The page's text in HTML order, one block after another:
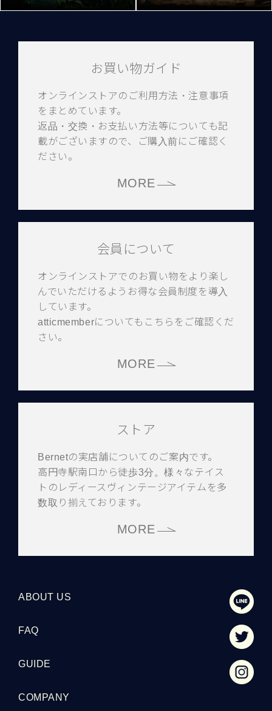
お買い物ガイド
オンラインストアのご利用方法・注意事項
をまとめています。
返品・交換・お支払い方法等についても記
載がございますので、ご購入前にご確認く
ださい。
MORE
会員について
オンラインストアでのお買い物をより楽し
んでいただけるようお得な会員制度を導入
しています。
atticmemberについてもこちらをご確認くだ
さい。
MORE
ストア
Bernetの実店舗についてのご案内です。
高円寺駅南口から徒歩3分。様々なテイス
トのレディースヴィンテージアイテムを多
数取り揃えております。
MORE
ABOUT US
FAQ
GUIDE
COMPANY